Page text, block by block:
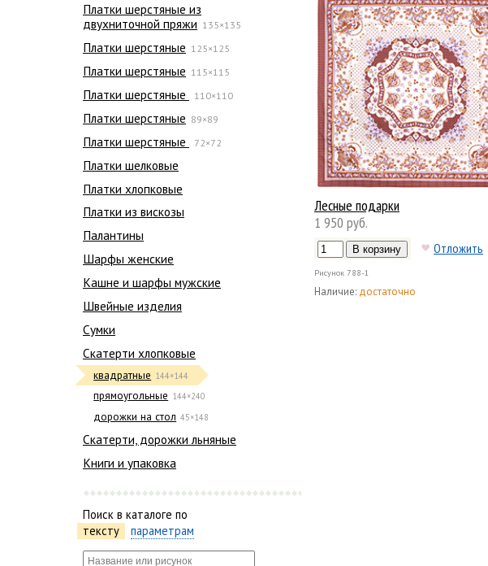
Платки шерстяные из
двухниточной пряжи 135×135
Платки шерстяные 125×125
Платки шерстяные 115×115
Платки шерстяные 110×110
Платки шерстяные 89×89
Платки шерстяные 72×72
Платки шелковые
Платки хлопковые
Платки из вискозы
Палантины
Шарфы женские
Кашне и шарфы мужские
Швейные изделия
Сумки
Скатерти хлопковые
квадратные 144×144
прямоугольные 144×240
дорожки на стол 45×148
Скатерти, дорожки льняные
Книги и упаковка
Поиск в каталоге по
тексту
параметрам
Лесные подарки
1 950 руб.
Отложить
Рисунок 788-1
Наличие: достаточно